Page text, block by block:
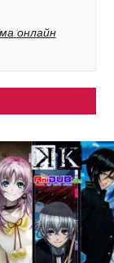
онлайн